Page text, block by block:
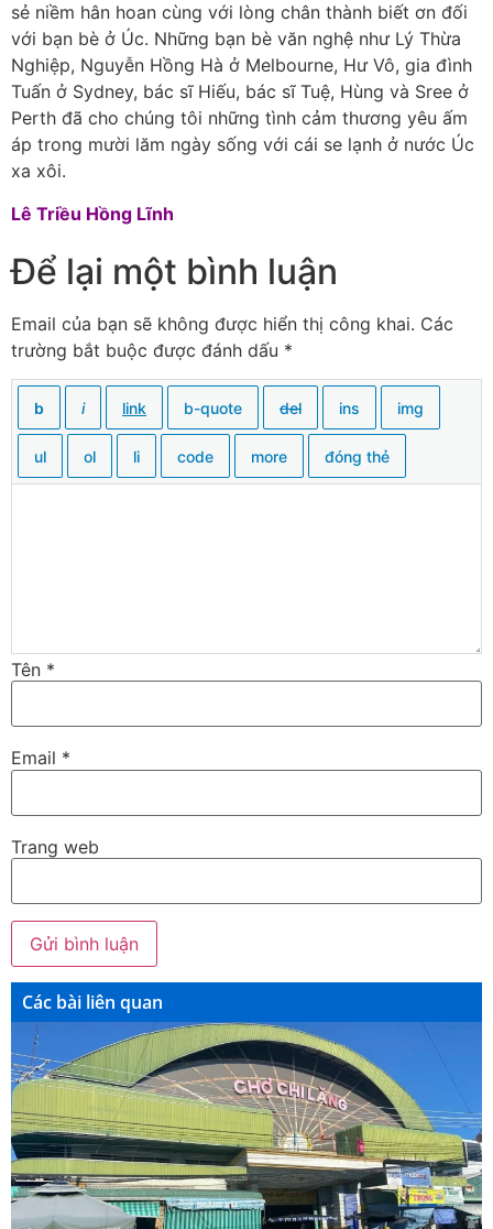
sẻ niềm hân hoan cùng với lòng chân thành biết ơn đối
với bạn bè ở Úc. Những bạn bè văn nghệ như Lý Thừa
Nghiệp, Nguyễn Hồng Hà ở Melbourne, Hư Vô, gia đình
Tuấn ở Sydney, bác sĩ Hiếu, bác sĩ Tuệ, Hùng và Sree ở
Perth đã cho chúng tôi những tình cảm thương yêu ấm
áp trong mười lăm ngày sống với cái se lạnh ở nước Úc
xa xôi.
Lê Triều Hồng Lĩnh
Để lại một bình luận
Email của bạn sẽ không được hiển thị công khai. Các
trường bắt buộc được đánh dấu *
Tên *
Email *
Trang web
Các bài liên quan